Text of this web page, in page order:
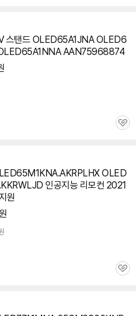
스탠드 OLED65A1JNA OLED6
AAN75968874
관
OLED
인공지능 리모컨 2021
원
관